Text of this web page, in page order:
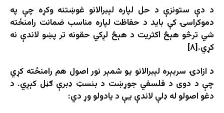
د دې ستونزې د حل لپاره لېبرالانو غوښتنه وکړه چې په
دموکراسۍ کې باید د حفاظت لپاره مناسب ضمانت رامنځته
شي ترڅو هېڅ اکثریت د هېڅ لږکي حقونه تر پښو لاندې نه
کړي.[۸]
د ازادۍ سربېره لېبرالانو یو شمېر نور اصول هم رامنځته کړي
چې د دوی د فلسفي جوړښت د بنسټ ډبرې ګڼل کېږي. د
دغو اصولو له ډلې لاندې یې د یادولو وړ دي: